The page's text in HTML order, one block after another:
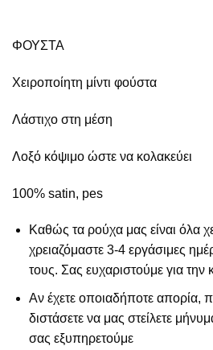
ΦΟΥΣΤΑ
Χειροποίητη μίντι φούστα
Λάστιχο στη μέση
Λοξό κόψιμο ώστε να κολακεύει
100% satin, pes
Καθώς τα ρούχα μας είναι όλα
χρειαζόμαστε 3-4 εργάσιμες
τους. Σας ευχαριστούμε για την
Αν έχετε οποιαδήποτε απορία,
διστάσετε να μας στείλετε
σας εξυπηρετούμε